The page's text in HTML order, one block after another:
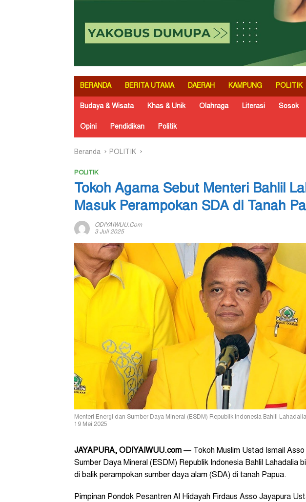
BERANDA BERITA UTAMA DAERAH KAMPUNG POLITIK
Budaya & Wisata Khas & Unik Olahraga Literasi Sosok
Opini Pendidikan Politik
Beranda POLITIK
POLITIK
Tokoh Agama Sebut Menteri Bahlil
Masuk Perampokan SDA di Tanah
ODIYAIWUU.com
3 Juli 2025
Menteri Energi dan Sumber Daya Mineral (ESDM) Republik Indonesia Bahlil
19 Mei 2025
JAYAPURA, ODIYAIWUU.com — Tokoh Muslim Ustad Ismail Asso
Sumber Daya Mineral (ESDM) Republik Indonesia Bahlil Lahadalia
di balik perampokan sumber daya alam (SDA) di tanah Papua.
Pimpinan Pondok Pesantren Al Hidayah Firdaus Asso Jayapura